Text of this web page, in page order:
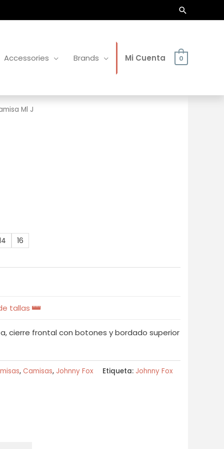
Buscar
Accessories Brands Mi Cuenta 0
Ml J
16
tallas
cierre frontal con botones y bordado superior
, Camisas, Johnny Fox Etiqueta: Johnny Fox